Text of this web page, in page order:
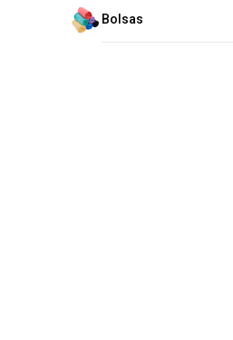
Bolsas